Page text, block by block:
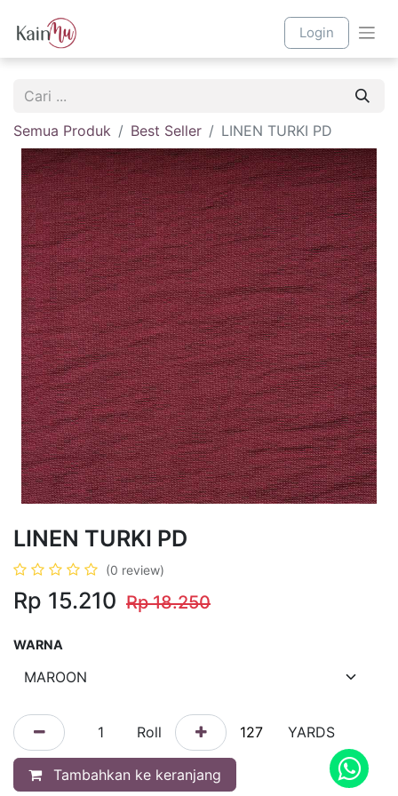
Login
Semua Produk Best Seller LINEN TURKI PD
LINEN TURKI PD
(0 review)
Rp 15.210 Rp18.250
WARNA
Roll YARDS
Tambahkan ke keranjang